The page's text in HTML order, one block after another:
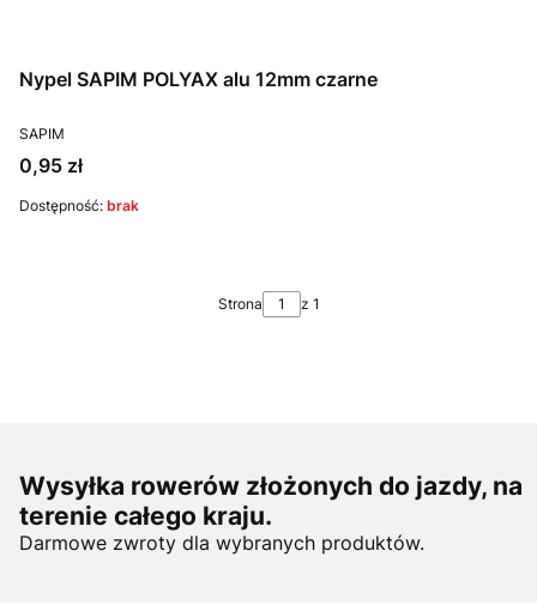
Nypel SAPIM POLYAX alu 12mm czarne
PRODUCENT
SAPIM
Cena
0,95 zł
Dostępność: brak
Strona z 1
Wysyłka rowerów złożonych do jazdy, na
terenie całego kraju.
Darmowe zwroty dla wybranych produktów.